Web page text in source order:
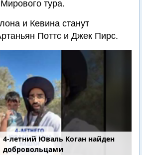
тура.
и Кевина станут
Поттс и Джек Пирс.
4-летний Юваль Коган найден
добровольцами